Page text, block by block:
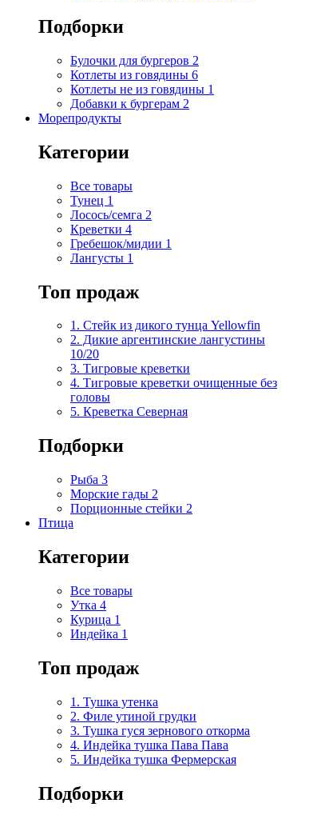
Подборки
Булочки для бургеров 2
Котлеты из говядины 6
Котлеты не из говядины 1
Добавки к бургерам 2
Морепродукты
Категории
Все товары
Тунец 1
Лосось/семга 2
Креветки 4
Гребешок/мидии 1
Лангусты 1
Топ продаж
1. Стейк из дикого тунца Yellowfin
2. Дикие аргентинские лангустины
10/20
3. Тигровые креветки
4. Тигровые креветки очищенные без
головы
5. Креветка Cеверная
Подборки
Рыба 3
Морские гады 2
Порционные стейки 2
Птица
Категории
Все товары
Утка 4
Курица 1
Индейка 1
Топ продаж
1. Тушка утенка
2. Филе утиной грудки
3. Тушка гуся зернового откорма
4. Индейка тушка Пава Пава
5. Индейка тушка Фермерская
Подборки